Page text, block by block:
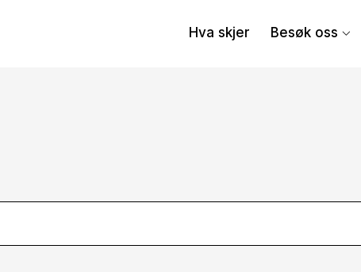
Hva skjer Besøk oss